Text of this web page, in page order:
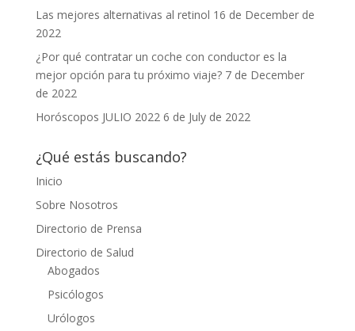
Las mejores alternativas al retinol 16 de December de
2022
¿Por qué contratar un coche con conductor es la
mejor opción para tu próximo viaje? 7 de December
de 2022
Horóscopos JULIO 2022 6 de July de 2022
¿Qué estás buscando?
Inicio
Sobre Nosotros
Directorio de Prensa
Directorio de Salud
Abogados
Psicólogos
Urólogos